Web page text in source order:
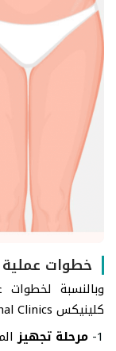
خطوات
وبالنسبة لخطوات
كلينيكس International Clinics فهي كما يلي:
1- مرحلة تجهيز